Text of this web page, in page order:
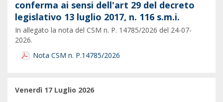
conferma ai sensi dell'art 29 del decreto
legislativo 13 luglio 2017, n. 116 s.m.i.
In allegato la nota del CSM n. P. 14785/2026 del 24-07-
2026.
Nota CSM n. P.14785/2026
Venerdì 17 Luglio 2026